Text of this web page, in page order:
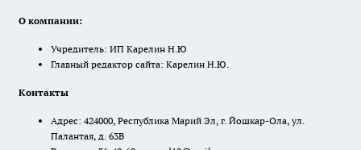
О компании:
Учредитель: ИП Карелин Н.Ю
Главный редактор сайта: Карелин Н.Ю.
Контакты
Адрес: 424000, Республика Марий Эл, г. Йошкар-Ола, ул.
Палантая, д. 63В